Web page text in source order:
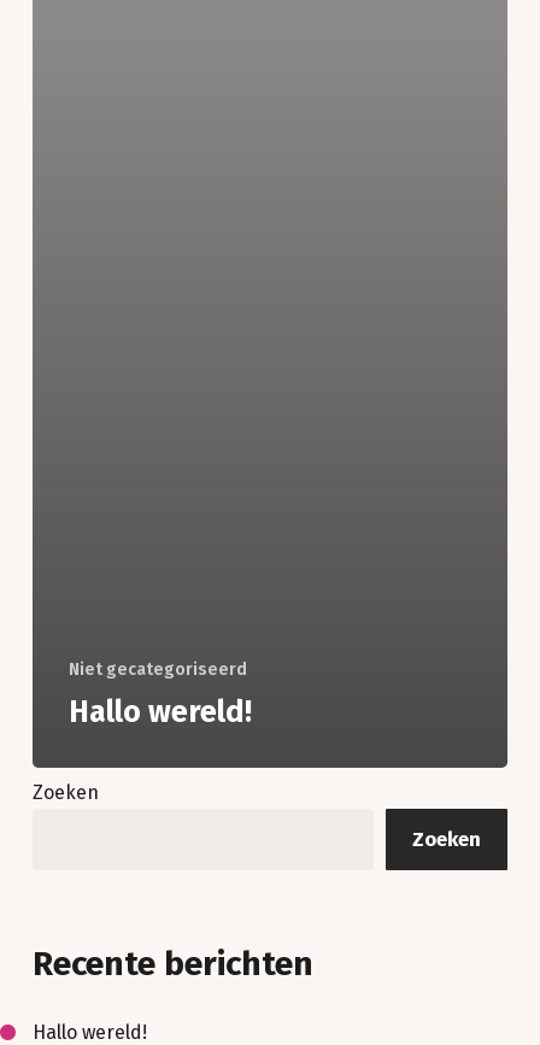
Niet gecategoriseerd
Hallo wereld!
Zoeken
Zoeken
Recente berichten
Hallo wereld!